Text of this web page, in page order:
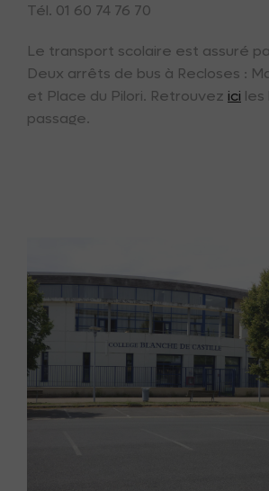
Tél. 01 60 74 76 70
Le transport scolaire est assuré
Deux arrêts de bus à Recloses :
et Place du Pilori. Retrouvez ici les
passage.